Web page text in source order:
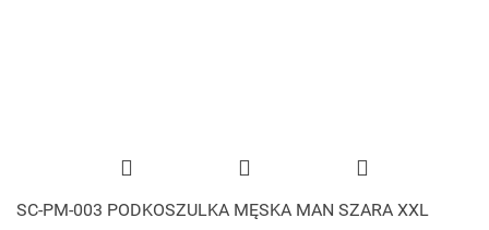
SC-PM-003 PODKOSZULKA MĘSKA MAN SZARA XXL